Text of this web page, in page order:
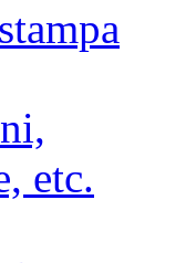
etc.